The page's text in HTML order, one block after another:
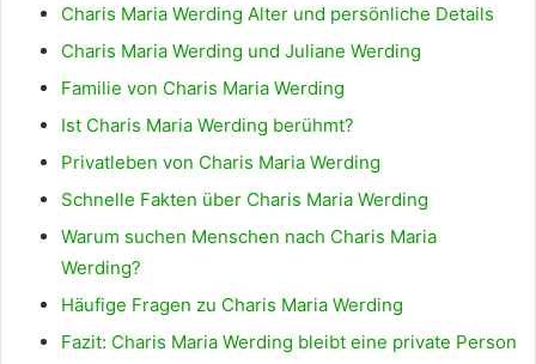
Charis Maria Werding Alter und persönliche Details
Charis Maria Werding und Juliane Werding
Familie von Charis Maria Werding
Ist Charis Maria Werding berühmt?
Privatleben von Charis Maria Werding
Schnelle Fakten über Charis Maria Werding
Warum suchen Menschen nach Charis Maria
Werding?
Häufige Fragen zu Charis Maria Werding
Fazit: Charis Maria Werding bleibt eine private Person